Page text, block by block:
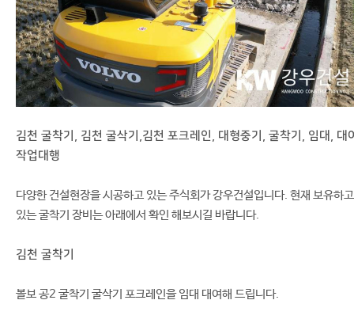
김천 굴착기, 김천 굴삭기,김천 포크레인, 대형중기, 굴착기, 임대, 대
작업대행
다양한 건설현장을 시공하고 있는 주식회가 강우건설입니다. 현재 보유하고
있는 굴착기 장비는 아래에서 확인 해보시길 바랍니다.
김천 굴착기
볼보 공2 굴착기 굴삭기 포크레인을 임대 대여해 드립니다.